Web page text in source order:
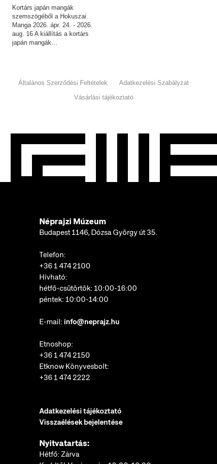
Kortárs japán mangák
szemszögéből a Hokuszai
Manga 2026. ápr. 24. - 2026.
aug. 16 A kiállítás a kortárs
japán mangák…
Általános Szerződési Feltételek
Adatkezelési Szabályzat
Vásárlási tájékoztató
Néprajzi Múzeum
Budapest 1146, Dózsa György út 35.
Telefon:
+36 1 474 2100
Hívható:
hétfő-csütörtök: 10:00-16:00
péntek: 10:00-14:00
E-mail: info@neprajz.hu
Etnoshop:
+36 1 474 2150
Etknow Könyvesbolt:
+36 1 474 2222
Adatkezelési tájékoztató
Visszaélések bejelentése
Nyitvatartás:
Hétfő: Zárva